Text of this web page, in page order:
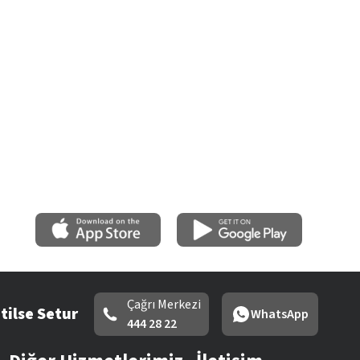
Setur
Çağrı Merkezi
444 28 22
WhatsApp